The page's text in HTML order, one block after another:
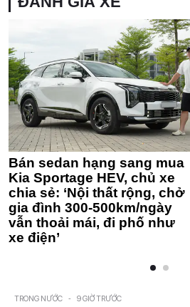
Bán sedan hạng sang mua
Kia Sportage HEV, chủ xe
chia sẻ: ‘Nội thất rộng, chở
gia đình 300-500km/ngày
vẫn thoải mái, đi phố như
xe điện’
TRONG NƯỚC - 9 GIỜ TRƯỚC